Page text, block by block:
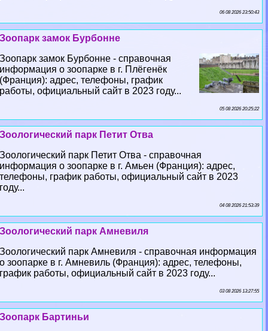
06 08 2026 23:50:43
Зоопарк замок Бурбонне
Зоопарк замок Бурбонне - справочная
информация о зоопарке в г. Плёгенёк
(Франция): адрес, телефоны, график
работы, официальный сайт в 2023 году...
05 08 2026 20:25:22
Зоологический парк Петит Отва
Зоологический парк Петит Отва - справочная
информация о зоопарке в г. Амьен (Франция): адрес,
телефоны, график работы, официальный сайт в 2023
году...
04 08 2026 21:53:39
Зоологический парк Амневиля
Зоологический парк Амневиля - справочная информация
о зоопарке в г. Амневиль (Франция): адрес, телефоны,
график работы, официальный сайт в 2023 году...
03 08 2026 13:27:55
Зоопарк Бартиньи